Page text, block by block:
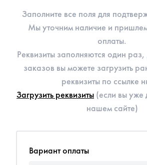
Заполните все поля для
Мы уточним наличие и
оплаты.
Реквизиты заполняются один
заказов вы можете загрузить
реквизиты по ссылке
Загрузить реквизиты (eсли вы уже
нашем сайте)
Вариант оплаты